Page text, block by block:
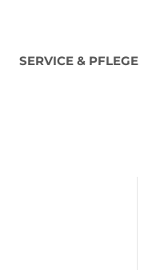
SERVICE & PFLEGE